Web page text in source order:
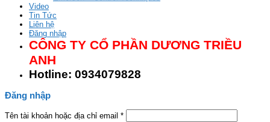
Video
Tin Tức
Liên hệ
Đăng nhập
CÔNG TY CỔ PHẦN DƯƠNG TRIỀU
ANH
Hotline: 0934079828
Đăng nhập
Tên tài khoản hoặc địa chỉ email *